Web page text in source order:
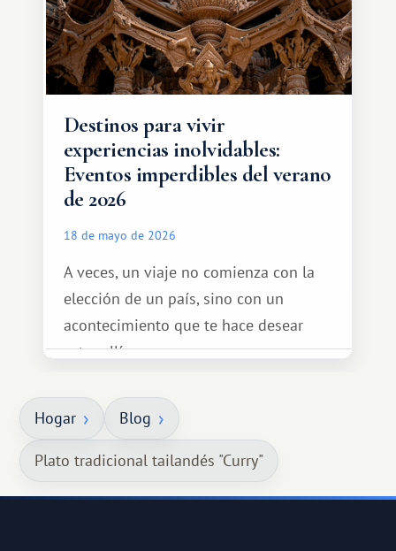
Destinos para vivir
experiencias inolvidables:
Eventos imperdibles del verano
de 2026
18 de mayo de 2026
A veces, un viaje no comienza con la
elección de un país, sino con un
acontecimiento que te hace desear
estar allí...
Hogar Blog
Plato tradicional tailandés "Curry"